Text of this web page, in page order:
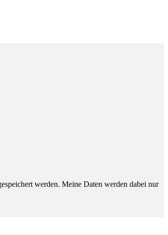
werden. Meine Daten werden dabei nur